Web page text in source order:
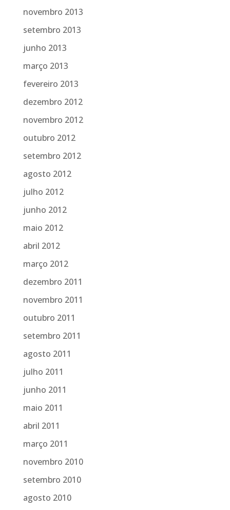
novembro 2013
setembro 2013
junho 2013
março 2013
fevereiro 2013
dezembro 2012
novembro 2012
outubro 2012
setembro 2012
agosto 2012
julho 2012
junho 2012
maio 2012
abril 2012
março 2012
dezembro 2011
novembro 2011
outubro 2011
setembro 2011
agosto 2011
julho 2011
junho 2011
maio 2011
abril 2011
março 2011
novembro 2010
setembro 2010
agosto 2010